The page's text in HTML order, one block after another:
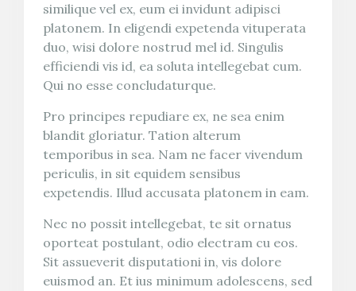
similique vel ex, eum ei invidunt adipisci
platonem. In eligendi expetenda vituperata
duo, wisi dolore nostrud mel id. Singulis
efficiendi vis id, ea soluta intellegebat cum.
Qui no esse concludaturque.
Pro principes repudiare ex, ne sea enim
blandit gloriatur. Tation alterum
temporibus in sea. Nam ne facer vivendum
periculis, in sit equidem sensibus
expetendis. Illud accusata platonem in eam.
Nec no possit intellegebat, te sit ornatus
oporteat postulant, odio electram cu eos.
Sit assueverit disputationi in, vis dolore
euismod an. Et ius minimum adolescens, sed